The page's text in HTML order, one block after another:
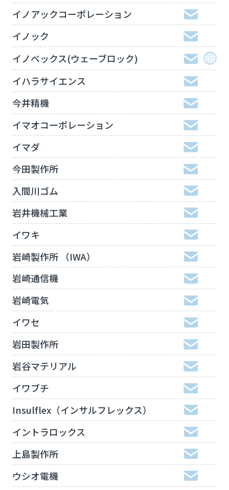
イノアックコーポレーション
イノック
イノベックス(ウェーブロック)
イハラサイエンス
今井精機
イマオコーポレーション
イマダ
今田製作所
入間川ゴム
岩井機械工業
イワキ
岩崎製作所 （IWA）
岩崎通信機
岩崎電気
イワセ
岩田製作所
岩谷マテリアル
イワブチ
Insulflex（インサルフレックス）
イントラロックス
上島製作所
ウシオ電機